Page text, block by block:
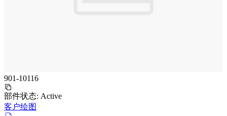
901-10116
部件状态: Active
客户绘图